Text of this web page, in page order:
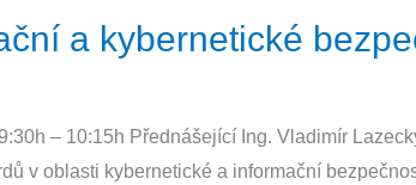
a kybernetické
– 10:15h Přednášející Ing. Vladimír
v oblasti kybernetické a informační